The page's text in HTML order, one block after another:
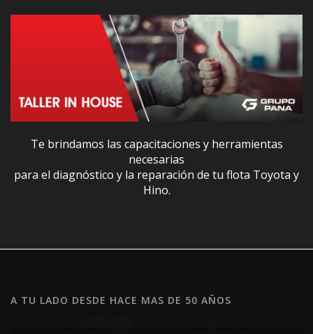
Te brindamos las capacitaciones y herramientas
necesarias
para el diagnóstico y la reparación de tu flota Toyota y
Hino.
A TU LADO DESDE HACE MAS DE 50 AÑOS